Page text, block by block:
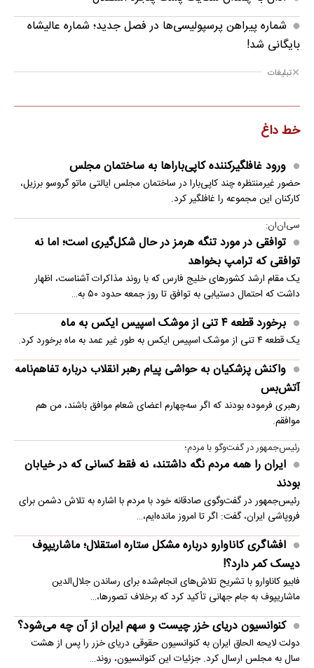
شماره پیراهن پرسپولیسی‌ها در فصل جدید؛ شماره عالیشاه
بایگانی شد!
تبلیغات
خط داغ
ورود غافلگیرکننده کاپی‌باراها به ساختمان مجلس
حضور غیرمنتظره چند کاپی‌بارا در ساختمان مجلس ایالتی ماتو گروسو برزیل،
کارکنان این مجموعه را غافلگیر کرد.
سی‌ان‌ان:
توافقی در مورد تنگه هرمز در حال شکل‌گیری است؛ اما نه
توافقی که ترامپ بخواهد
یک مقام ارشد کشورهای خلیج فارس که با روند مذاکرات آشناست، اظهار
داشت که احتمال دستیابی به توافق تا روز جمعه حدود ۵۰ به…
برخورد قطعه ۴ تنی از موشک اسپیس ایکس به ماه
یک قطعه ۴ تنی از موشک اسپیس ایکس به طور غیر عمد به ماه برخورد کرد.
واکنش پزشکیان به حواشی پیام رهبر انقلاب درباره تفاهم‌نامه
آتش‌بس
رهبری فرموده بودند که اگر سه‌چهارم اعضای شعام موافق باشند، من هم
موافقم.
رئیس‌جمهور در گفت‌وگو با مردم؛
ایران را همه مردم نگه داشتند، نه فقط کسانی که در خیابان
بودند
رئیس‌جمهور در گفت‌وگوی صادقانه خود با مردم با اشاره به تلاش دشمن برای
فروپاشی ایران، گفت: اگر تا امروز مانده‌ایم،…
افشاگری کاناوارو درباره مشکل ستاره استقلال؛ ماشاریپوف
دیسک کمر دارد؟!
فابیو کاناوارو با تشریح تلاش‌های انجام‌شده برای رساندن جلال‌الدین
ماشاریپوف به جام جهانی تأکید کرد که برخلاف تصورها،…
کنوانسیون دریای خزر چیست و سهم ایران از آن چه می‌شود؟
دولت لایحه الحاق ایران به کنوانسیون حقوقی دریای خزر را پس از هشت
سال به مجلس ارسال کرد. جزئیات این کنوانسیون، روند…